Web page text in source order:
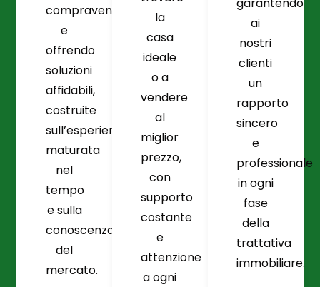
compravendita
e
offrendo
soluzioni
affidabili,
costruite
sull’esperienza
maturata
nel
tempo
e sulla
conoscenza
del
mercato.
la
casa
ideale
o a
vendere
al
miglior
prezzo,
con
supporto
costante
e
attenzione
a ogni
garantendo
ai
nostri
clienti
un
rapporto
sincero
e
professionale
in ogni
fase
della
trattativa
immobiliare.